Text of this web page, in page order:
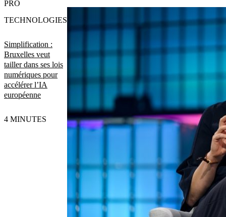
Simplification :
Bruxelles veut
tailler dans ses lois
numériques pour
accélérer l’IA
européenne
PRO
TECHNOLOGIES
4 MINUTES